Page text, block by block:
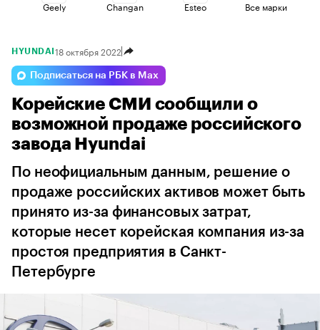
Geely Changan Esteo
Volga Voyah
Omoda Lada Jaecoo
Все марки
HYUNDAI 18 октября 2022
Подписаться на РБК в Max
Корейские СМИ сообщили о
возможной продаже российского
завода Hyundai
По неофициальным данным, решение о
продаже российских активов может быть
принято из-за финансовых затрат,
которые несет корейская компания из-за
простоя предприятия в Санкт-
Петербурге